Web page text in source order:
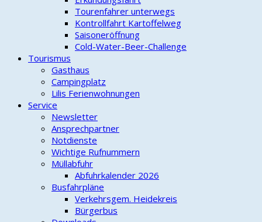
Tourenfahrer unterwegs
Kontrollfahrt Kartoffelweg
Saisoneröffnung
Cold-Water-Beer-Challenge
Tourismus
Gasthaus
Campingplatz
Lilis Ferienwohnungen
Service
Newsletter
Ansprechpartner
Notdienste
Wichtige Rufnummern
Müllabfuhr
Abfuhrkalender 2026
Busfahrpläne
Verkehrsgem. Heidekreis
Bürgerbus